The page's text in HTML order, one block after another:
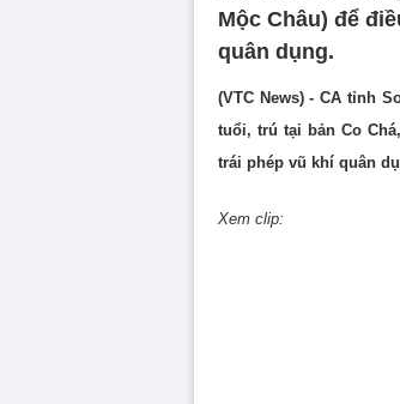
Mộc Châu) để
quân dụng.
(VTC News) - CA tỉnh
tuổi, trú tại bản Co
trái phép vũ khí quân
Xem clip: